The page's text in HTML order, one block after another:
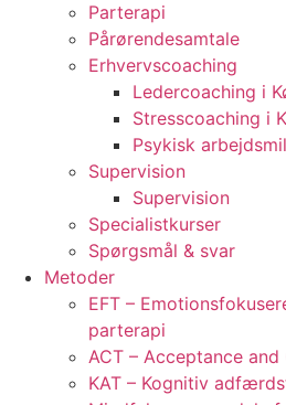
Parterapi
Pårørendesamtale
Erhvervscoaching
Ledercoaching i
Stresscoaching i
Psykisk
Supervision
Supervision
Specialistkurser
Spørgsmål & svar
Metoder
EFT –
parterapi
ACT – Acceptance
KAT – Kognitiv